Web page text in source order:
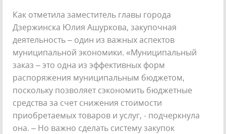
Как отметила заместитель главы города
Дзержинска Юлия Ашуркова, закупочная
деятельность – один из важных аспектов
муниципальной экономики. «Муниципальный
заказ – это одна из эффективных форм
распоряжения муниципальным бюджетом,
поскольку позволяет сэкономить бюджетные
средства за счет снижения стоимости
приобретаемых товаров и услуг, - подчеркнула
она. – Но важно сделать систему закупок